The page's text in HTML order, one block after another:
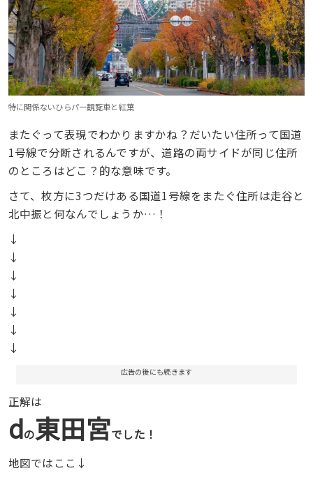
特に関係ないひらパー観覧車と紅葉
またぐって表現でわかりますかね？だいたい住所って国道
1号線で分断されるんですが、道路の両サイドが同じ住所
のところはどこ？的な意味です。
さて、枚方に3つだけある国道1号線をまたぐ住所は走谷と
北中振と何なんでしょうか…！
↓
↓
↓
↓
↓
↓
↓
広告の後にも続きます
正解は
dの東田宮でした！
地図ではここ↓